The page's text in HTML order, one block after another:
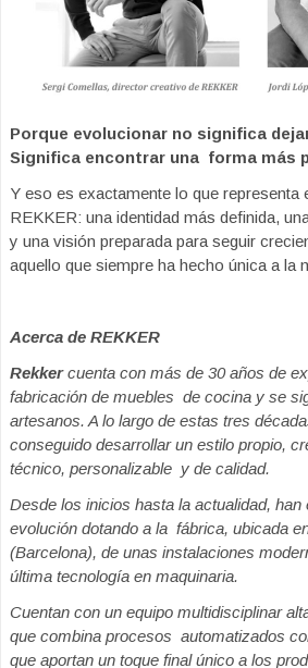
Porque evolucionar no significa
Significa encontrar una forma más
Y eso es exactamente lo que representa
REKKER: una identidad más definida,
y una visión preparada para seguir
aquello que siempre ha hecho única a la
Acerca de REKKER
Rekkercuenta con más de 30 años de
fabricación de muebles de cocina y se
artesanos. A lo largo de estas tres
conseguido desarrollar un estilo propio,
técnico, personalizable y de calidad.
Desde los inicios hasta la actualidad,
evolución dotando a la fábrica, ubicada
(Barcelona), de unas instalaciones
última tecnología en maquinaria.
Cuentan con un equipo multidisciplinar
que combina procesos automatizados
que aportan un toque final único a los